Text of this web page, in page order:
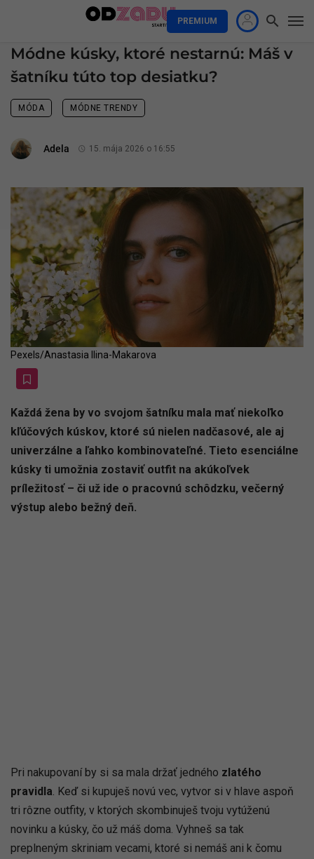
PREMIUM
Módne kúsky, ktoré nestarnú: Máš v
šatníku túto top desiatku?
MÓDA MÓDNE TRENDY
Adela 15. mája 2026 o 16:55
Pexels/Anastasia Ilina-Makarova
Každá žena by vo svojom šatníku mala mať niekoľko
kľúčových kúskov, ktoré sú nielen nadčasové, ale aj
univerzálne a ľahko kombinovateľné. Tieto esenciálne
kúsky ti umožnia zostaviť outfit na akúkoľvek
príležitosť – či už ide o pracovnú schôdzku, večerný
výstup alebo bežný deň.
Pri nakupovaní by si sa mala držať jedného zlatého
pravidla. Keď si kupuješ novú vec, vytvor si v hlave aspoň
tri rôzne outfity, v ktorých skombinuješ tvoju vytúženú
novinku a kúsky, čo už máš doma. Vyhneš sa tak
preplneným skriniam vecami, ktoré si nemáš ani k čomu